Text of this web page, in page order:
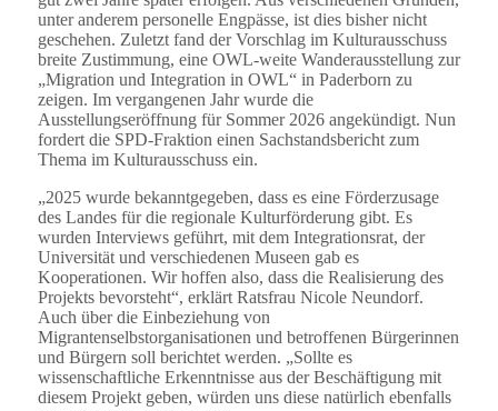
unter anderem personelle Engpässe, ist dies bisher nicht
geschehen. Zuletzt fand der Vorschlag im Kulturausschuss
breite Zustimmung, eine OWL-weite Wanderausstellung zur
„Migration und Integration in OWL“ in Paderborn zu
zeigen. Im vergangenen Jahr wurde die
Ausstellungseröffnung für Sommer 2026 angekündigt. Nun
fordert die SPD-Fraktion einen Sachstandsbericht zum
Thema im Kulturausschuss ein.
„2025 wurde bekanntgegeben, dass es eine Förderzusage
des Landes für die regionale Kulturförderung gibt. Es
wurden Interviews geführt, mit dem Integrationsrat, der
Universität und verschiedenen Museen gab es
Kooperationen. Wir hoffen also, dass die Realisierung des
Projekts bevorsteht“, erklärt Ratsfrau Nicole Neundorf.
Auch über die Einbeziehung von
Migrantenselbstorganisationen und betroffenen Bürgerinnen
und Bürgern soll berichtet werden. „Sollte es
wissenschaftliche Erkenntnisse aus der Beschäftigung mit
diesem Projekt geben, würden uns diese natürlich ebenfalls